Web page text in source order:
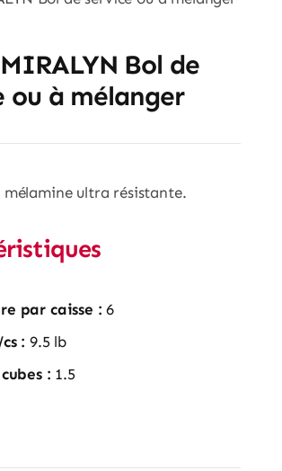
Bol de
ou à mélanger
mélamine ultra résistante.
par caisse : 6
: 9.5 lb
: 1.5